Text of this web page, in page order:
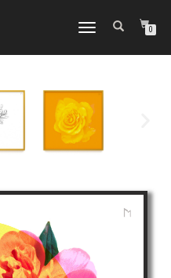
토
내
게
이
션
0